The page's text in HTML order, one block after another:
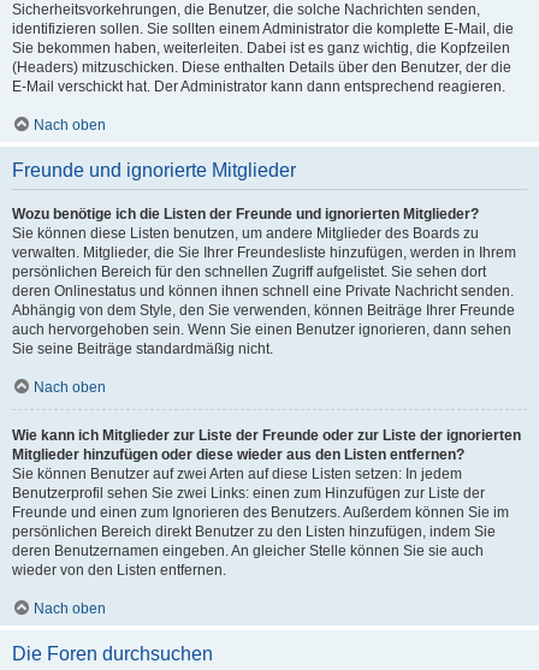
Sicherheitsvorkehrungen, die Benutzer, die solche Nachrichten senden,
identifizieren sollen. Sie sollten einem Administrator die komplette E-Mail, die
Sie bekommen haben, weiterleiten. Dabei ist es ganz wichtig, die Kopfzeilen
(Headers) mitzuschicken. Diese enthalten Details über den Benutzer, der die
E-Mail verschickt hat. Der Administrator kann dann entsprechend reagieren.
Nach oben
Freunde und ignorierte Mitglieder
Wozu benötige ich die Listen der Freunde und ignorierten Mitglieder?
Sie können diese Listen benutzen, um andere Mitglieder des Boards zu
verwalten. Mitglieder, die Sie Ihrer Freundesliste hinzufügen, werden in Ihrem
persönlichen Bereich für den schnellen Zugriff aufgelistet. Sie sehen dort
deren Onlinestatus und können ihnen schnell eine Private Nachricht senden.
Abhängig von dem Style, den Sie verwenden, können Beiträge Ihrer Freunde
auch hervorgehoben sein. Wenn Sie einen Benutzer ignorieren, dann sehen
Sie seine Beiträge standardmäßig nicht.
Nach oben
Wie kann ich Mitglieder zur Liste der Freunde oder zur Liste der ignorierten
Mitglieder hinzufügen oder diese wieder aus den Listen entfernen?
Sie können Benutzer auf zwei Arten auf diese Listen setzen: In jedem
Benutzerprofil sehen Sie zwei Links: einen zum Hinzufügen zur Liste der
Freunde und einen zum Ignorieren des Benutzers. Außerdem können Sie im
persönlichen Bereich direkt Benutzer zu den Listen hinzufügen, indem Sie
deren Benutzernamen eingeben. An gleicher Stelle können Sie sie auch
wieder von den Listen entfernen.
Nach oben
Die Foren durchsuchen